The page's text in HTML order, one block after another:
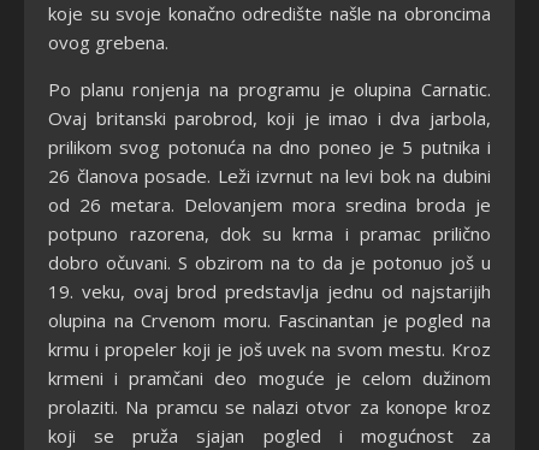
koje su svoje konačno odredište našle na obroncima
ovog grebena.
Po planu ronjenja na programu je olupina Carnatic.
Ovaj britanski parobrod, koji je imao i dva jarbola,
prilikom svog potonuća na dno poneo je 5 putnika i
26 članova posade. Leži izvrnut na levi bok na dubini
od 26 metara. Delovanjem mora sredina broda je
potpuno razorena, dok su krma i pramac prilično
dobro očuvani. S obzirom na to da je potonuo još u
19. veku, ovaj brod predstavlja jednu od najstarijih
olupina na Crvenom moru. Fascinantan je pogled na
krmu i propeler koji je još uvek na svom mestu. Kroz
krmeni i pramčani deo moguće je celom dužinom
prolaziti. Na pramcu se nalazi otvor za konope kroz
koji se pruža sjajan pogled i mogućnost za